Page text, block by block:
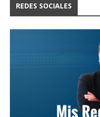
REDES SOCIALES